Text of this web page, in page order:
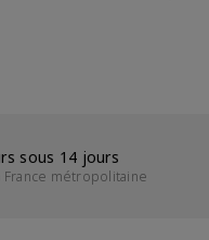
sous 14 jours
France métropolitaine